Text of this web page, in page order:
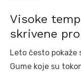
Visoke
skrivene
Leto često pokaže
Gume koje su